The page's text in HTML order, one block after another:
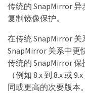
传统的 SnapMirror
复制镜像保护。
在传统 SnapMirror
SnapMirror 关系中更
传统的 SnapMirror
（例如 8.x 到 8.x 或
同或更高的次要版本